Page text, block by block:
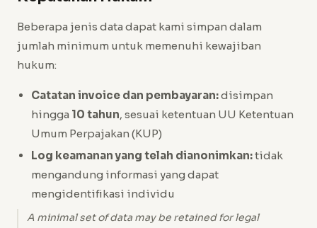
Beberapa jenis data dapat kami simpan dalam
jumlah minimum untuk memenuhi kewajiban
hukum:
Catatan invoice dan pembayaran:disimpan
hingga 10 tahun, sesuai ketentuan UU Ketentuan
Umum Perpajakan (KUP)
Log keamanan yang telah dianonimkan:tidak
mengandung informasi yang dapat
mengidentifikasi individu
A minimal set of data may be retained for legal